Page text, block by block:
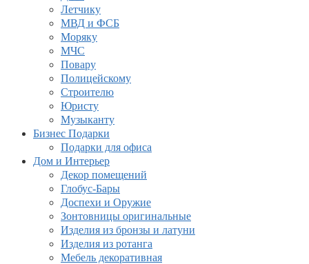
Летчику
МВД и ФСБ
Моряку
МЧС
Повару
Полицейскому
Строителю
Юристу
Музыканту
Бизнес Подарки
Подарки для офиса
Дом и Интерьер
Декор помещений
Глобус-Бары
Доспехи и Оружие
Зонтовницы оригинальные
Изделия из бронзы и латуни
Изделия из ротанга
Мебель декоративная